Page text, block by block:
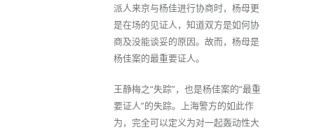
派人来京与杨佳进行协商时，杨母更
是在场的见证人，知道双方是如何协
商及没能谈妥的原因。故而，杨母是
杨佳案的最重要证人。
王静梅之“失踪”，也是杨佳案的“最重
要证人”的失踪。上海警方的如此作
为，完全可以定义为对一起轰动性大